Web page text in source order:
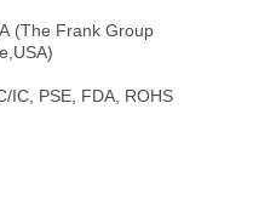
(The Frank Group
IC, PSE, FDA, ROHS